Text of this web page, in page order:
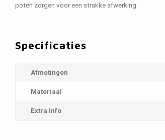
poten zorgen voor een strakke afwerking.
Specificaties
Afmetingen
Materiaal
Extra Info